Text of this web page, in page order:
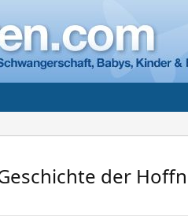
der